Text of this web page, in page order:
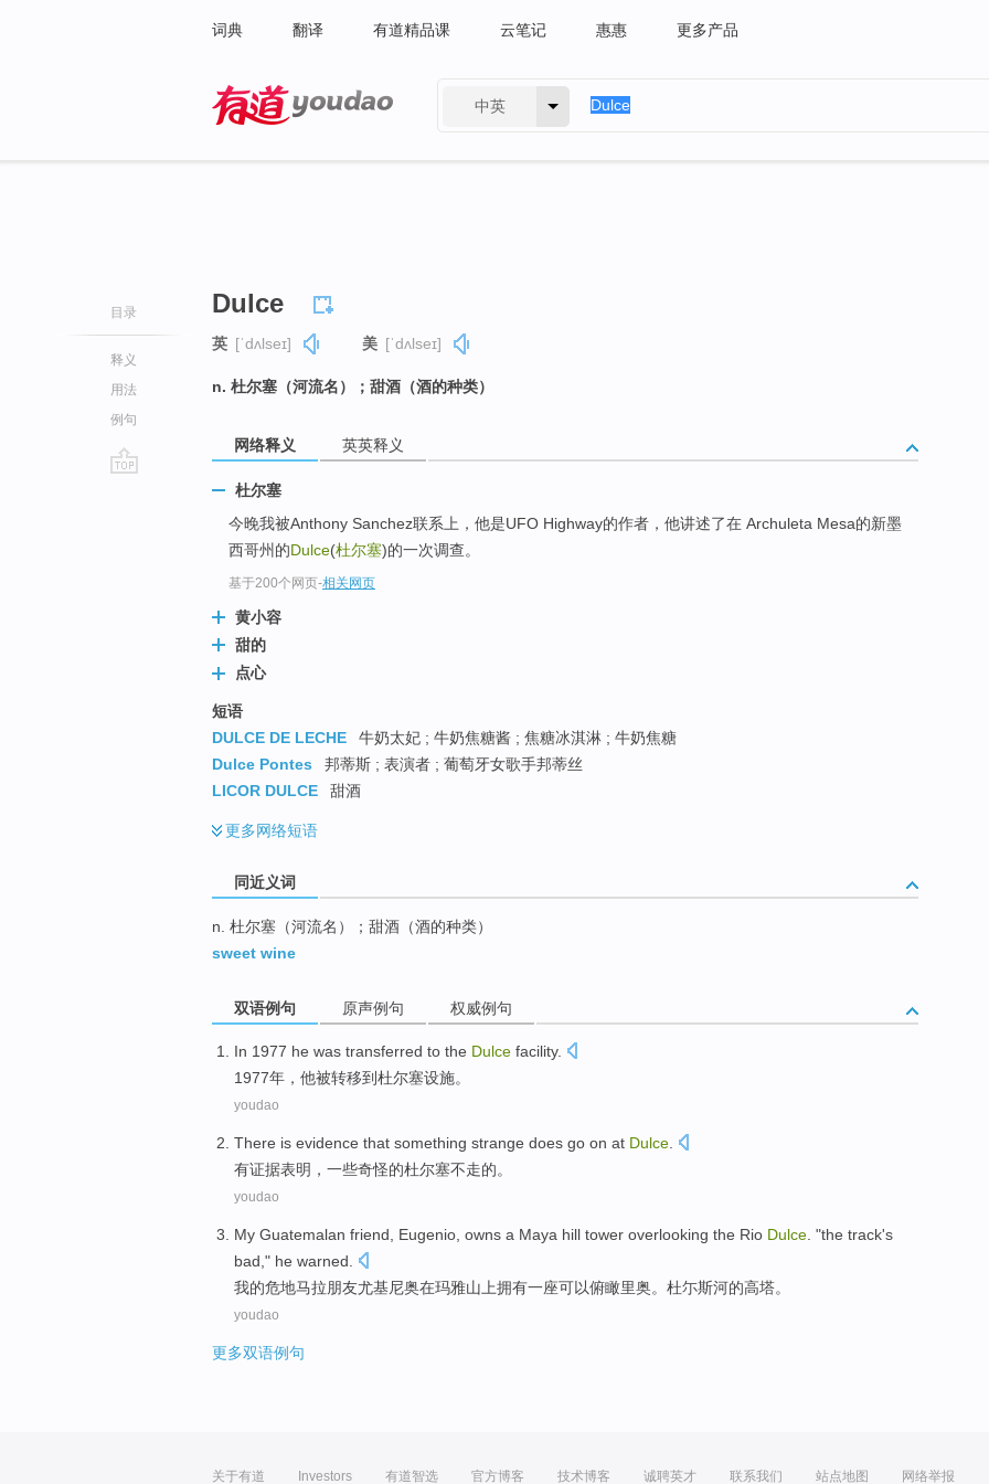
词典 翻译 有道精品课 云笔记 惠惠 更多产品
中英
目录
释义
用法
例句
Dulce
英 [ˈdʌlseɪ] 美 [ˈdʌlseɪ]
n. 杜尔塞（河流名）；甜酒（酒的种类）
网络释义 英英释义
杜尔塞
今晚我被Anthony Sanchez联系上，他是UFO Highway的作者，他讲述了在 Archuleta Mesa的新墨
西哥州的Dulce(杜尔塞)的一次调查。
基于200个网页-相关网页
黄小容
甜的
点心
短语
DULCE DE LECHE
牛奶太妃 ; 牛奶焦糖酱 ; 焦糖冰淇淋 ; 牛奶焦糖
Dulce Pontes
邦蒂斯 ; 表演者 ; 葡萄牙女歌手邦蒂丝
LICOR DULCE
甜酒
更多网络短语
同近义词
n. 杜尔塞（河流名）；甜酒（酒的种类）
sweet wine
双语例句 原声例句 权威例句
In 1977 he was transferred to the Dulce facility.
1977年， 他被转移到杜尔塞设施。
youdao
There is evidence that something strange does go on at Dulce
有证据表明， 一些奇怪的杜尔塞不走的。
youdao
My Guatemalan friend Eugenio owns a Maya hill tower overlooking the Rio Dulce . "the track's
bad," he warned
我的危地马拉朋友尤基尼奥在玛雅山上拥有一座可以俯瞰里奥。杜尓斯河的高塔。
youdao
更多双语例句
关于有道 Investors 有道智选 官方博客 技术博客 诚聘英才 联系我们 站点地图 网络举报